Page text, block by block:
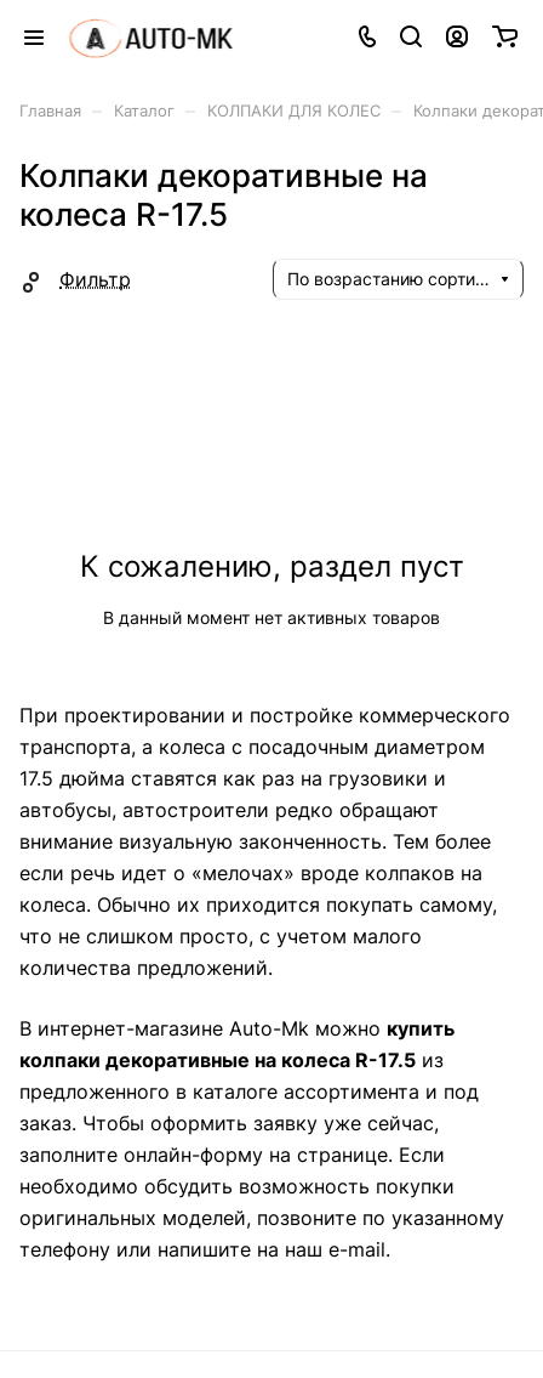
Главная Каталог КОЛПАКИ ДЛЯ КОЛЕС Колпаки
Колпаки декоративные на
колеса R-17.5
Фильтр По возрастанию сортировки
К сожалению, раздел пуст
В данный момент нет активных товаров
При проектировании и постройке коммерческого
транспорта, а колеса с посадочным диаметром
17.5 дюйма ставятся как раз на грузовики и
автобусы, автостроители редко обращают
внимание визуальную законченность. Тем более
если речь идет о «мелочах» вроде колпаков на
колеса. Обычно их приходится покупать самому,
что не слишком просто, с учетом малого
количества предложений.
В интернет-магазине Auto-Mk можно купить
колпаки декоративные на колеса R-17.5 из
предложенного в каталоге ассортимента и под
заказ. Чтобы оформить заявку уже сейчас,
заполните онлайн-форму на странице. Если
необходимо обсудить возможность покупки
оригинальных моделей, позвоните по указанному
телефону или напишите на наш e-mail.